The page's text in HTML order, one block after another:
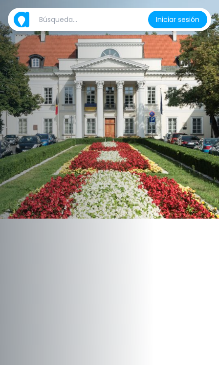
Iniciar sesión